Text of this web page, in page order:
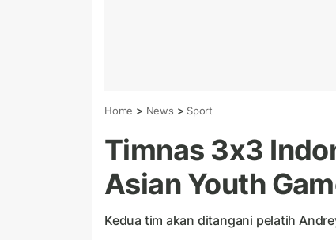
Home > News > Sport
Timnas 3x3
Asian Youth
Kedua tim akan ditangani pelatih